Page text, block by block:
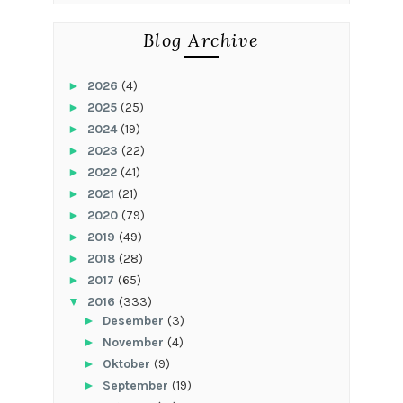
Blog Archive
► 2026 (4)
► 2025 (25)
► 2024(19)
► 2023 (22)
► 2022 (41)
► 2021 (21)
► 2020 (79)
► 2019 (49)
► 2018 (28)
► 2017 (65)
▼ 2016 (333)
► Desember (3)
► November (4)
► Oktober (9)
► September (19)